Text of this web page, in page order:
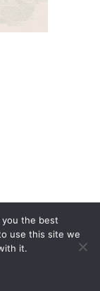
the best
use this site we
it.